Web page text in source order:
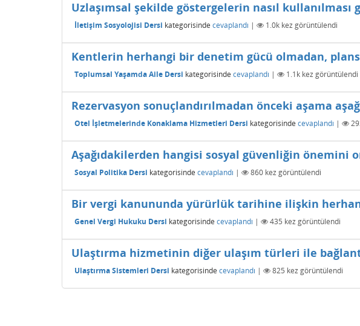
Uzlaşımsal şekilde göstergelerin nasıl
İletişim Sosyolojisi Dersi kategorisinde cevaplandı | 1.0k kez görüntülendi
Kentlerin herhangi bir denetim gücü olmadan,
Toplumsal Yaşamda Aile Dersi kategorisinde cevaplandı | 1.1k kez görüntülendi
Rezervasyon sonuçlandırılmadan önceki aşama
Otel İşletmelerinde Konaklama Hizmetleri Dersi kategorisinde cevaplandı |
Aşağıdakilerden hangisi sosyal güvenliğin
Sosyal Politika Dersi kategorisinde cevaplandı | 860 kez görüntülendi
Bir vergi kanununda yürürlük tarihine ilişkin
Genel Vergi Hukuku Dersi kategorisinde cevaplandı | 435 kez görüntülendi
Ulaştırma hizmetinin diğer ulaşım türleri ile
Ulaştırma Sistemleri Dersi kategorisinde cevaplandı | 825 kez görüntülendi